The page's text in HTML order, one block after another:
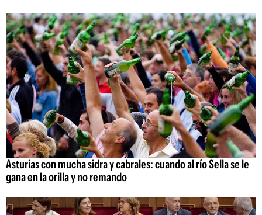
Asturias con mucha sidra y cabrales: cuando al río Sella se le
gana en la orilla y no remando